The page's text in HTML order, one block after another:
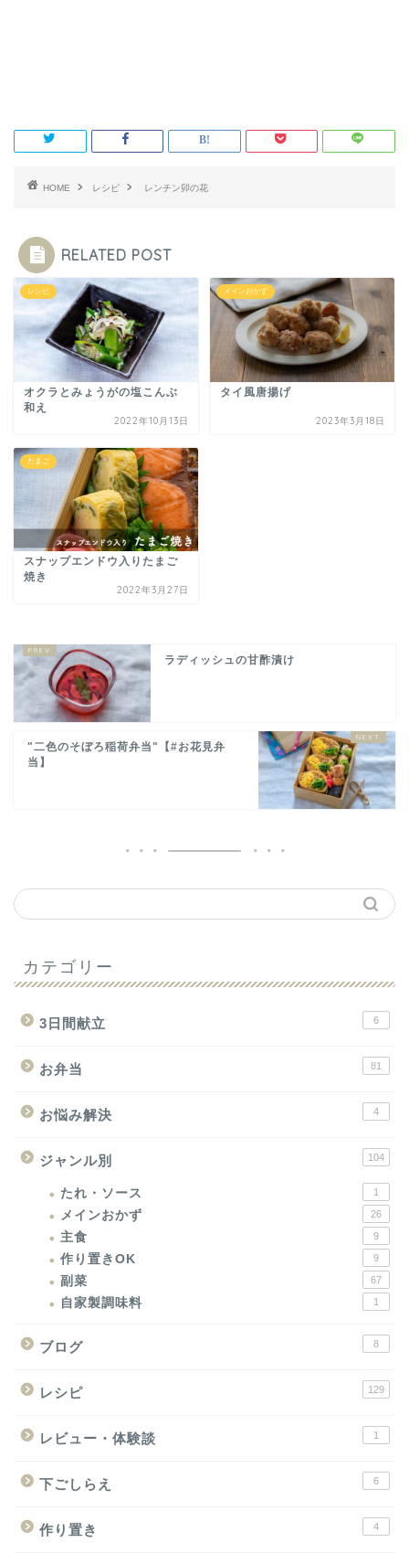
HOME レシピ レンチン卯の花
RELATED POST
レシピ
オクラとみょうがの塩こんぶ
和え
2022年10月13日
メインおかず
タイ風唐揚げ
2023年3月18日
たまご
スナップエンドウ入りたまご
焼き
2022年3月27日
ラディッシュの甘酢漬け
"二色のそぼろ稲荷弁当"【#お花見弁
当】
カテゴリー
3日間献立 6
お弁当 81
お悩み解決 4
ジャンル別 104
たれ・ソース 1
メインおかず 26
主食 9
作り置きOK 9
副菜 67
自家製調味料 1
ブログ 8
レシピ 129
レビュー・体験談 1
下ごしらえ 6
作り置き 4